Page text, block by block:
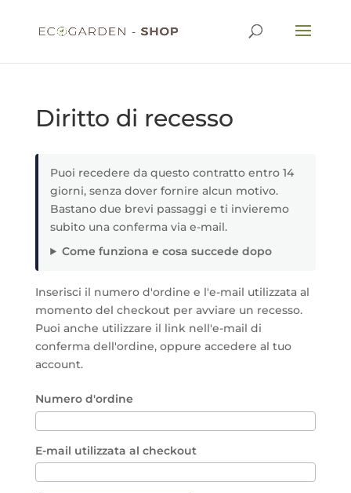
Diritto di recesso
Puoi recedere da questo contratto entro 14
giorni, senza dover fornire alcun motivo.
Bastano due brevi passaggi e ti invieremo
subito una conferma via e-mail.
Come funziona e cosa succede dopo
Inserisci il numero d'ordine e l'e-mail utilizzata al
momento del checkout per avviare un recesso.
Puoi anche utilizzare il link nell'e-mail di
conferma dell'ordine, oppure accedere al tuo
account.
Numero d'ordine
E-mail utilizzata al checkout